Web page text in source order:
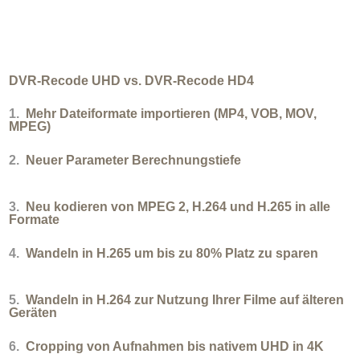
DVR-Recode UHD vs. DVR-Recode HD4
1.
Mehr Dateiformate importieren (MP4, VOB, MOV,
MPEG)
2. Neuer Parameter Berechnungstiefe
3.
Neu kodieren von MPEG 2, H.264 und H.265 in alle
Formate
4. Wandeln in H.265 um bis zu 80% Platz zu sparen
5. Wandeln in H.264 zur Nutzung Ihrer Filme auf älteren
Geräten
6. Cropping von Aufnahmen bis nativem UHD in 4K